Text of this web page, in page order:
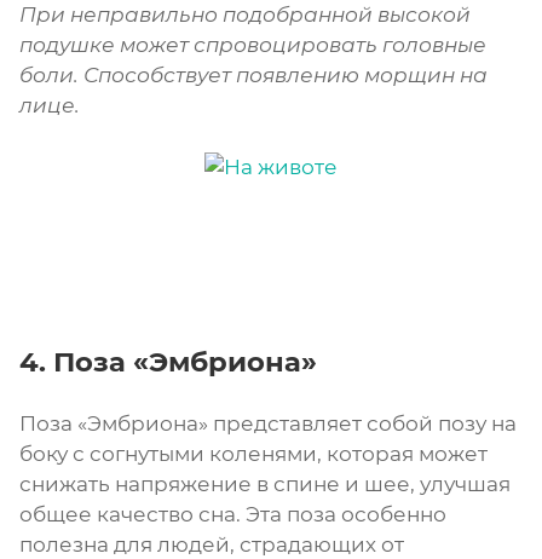
При неправильно подобранной высокой
подушке может спровоцировать головные
боли. Способствует появлению морщин на
лице.
4. Поза «Эмбриона»
Поза «Эмбриона» представляет собой позу на
боку с согнутыми коленями, которая может
снижать напряжение в спине и шее, улучшая
общее качество сна. Эта поза особенно
полезна для людей, страдающих от